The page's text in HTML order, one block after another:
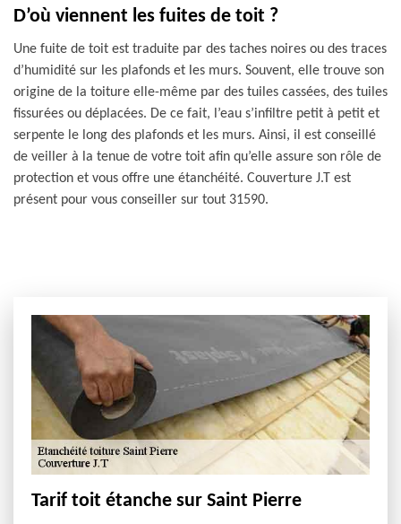
D’où viennent les fuites de toit ?
Une fuite de toit est traduite par des taches noires ou des traces
d’humidité sur les plafonds et les murs. Souvent, elle trouve son
origine de la toiture elle-même par des tuiles cassées, des tuiles
fissurées ou déplacées. De ce fait, l’eau s’infiltre petit à petit et
serpente le long des plafonds et les murs. Ainsi, il est conseillé
de veiller à la tenue de votre toit afin qu’elle assure son rôle de
protection et vous offre une étanchéité. Couverture J.T est
présent pour vous conseiller sur tout 31590.
Tarif toit étanche sur Saint Pierre